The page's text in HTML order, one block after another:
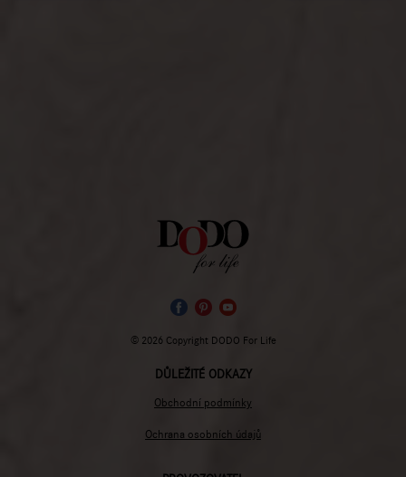
© 2026 Copyright DODO For Life
DŮLEŽITÉ ODKAZY
Obchodní podmínky
Ochrana osobních údajů